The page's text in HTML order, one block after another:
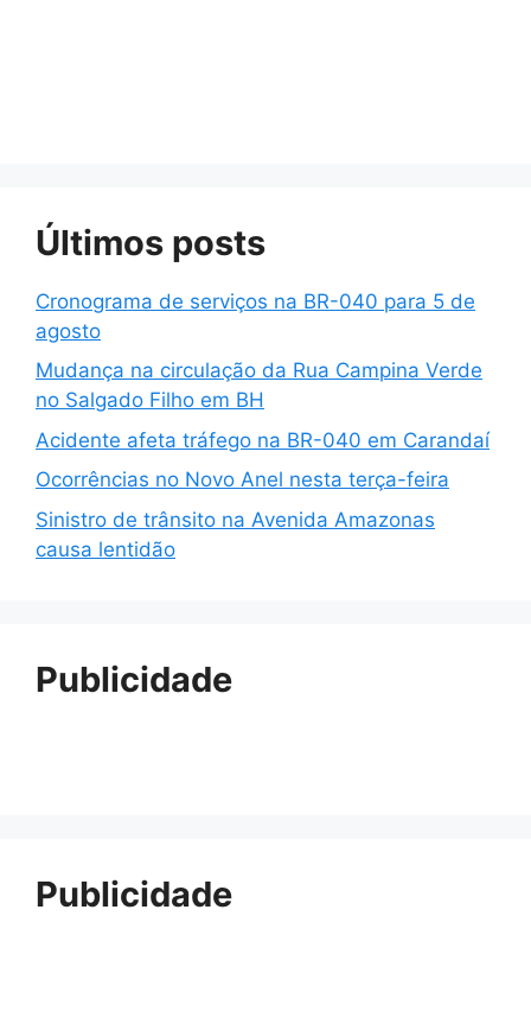
Últimos posts
Cronograma de serviços na BR-040 para 5 de
agosto
Mudança na circulação da Rua Campina Verde
no Salgado Filho em BH
Acidente afeta tráfego na BR-040 em Carandaí
Ocorrências no Novo Anel nesta terça-feira
Sinistro de trânsito na Avenida Amazonas
causa lentidão
Publicidade
Publicidade